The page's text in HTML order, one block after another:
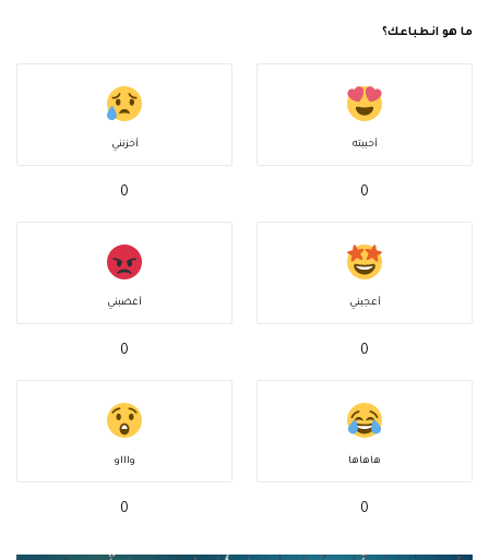
ما هو انطباعك؟
أحببته
0
أحزنني
0
أعجبني
0
أغضبني
0
هاهاها
0
واااو
0